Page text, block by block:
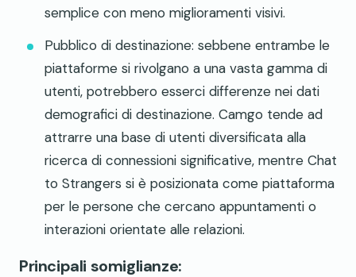
semplice con meno miglioramenti visivi.
Pubblico di destinazione: sebbene entrambe le
piattaforme si rivolgano a una vasta gamma di
utenti, potrebbero esserci differenze nei dati
demografici di destinazione. Camgo tende ad
attrarre una base di utenti diversificata alla
ricerca di connessioni significative, mentre Chat
to Strangers si è posizionata come piattaforma
per le persone che cercano appuntamenti o
interazioni orientate alle relazioni.
Principali somiglianze: